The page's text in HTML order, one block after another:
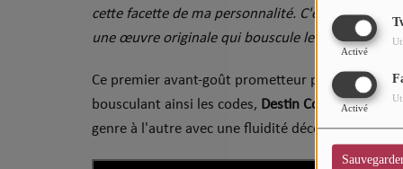
Activé
Activé
cette facette de ma personnalité. C'est un plaisir
une œuvre originale qui bouscule les attentes du
​Ce premier avant-goût prometteur pose les
bousculant ainsi les codes, Destin Conrad
genre à l'autre avec une fluidité déconcertante.